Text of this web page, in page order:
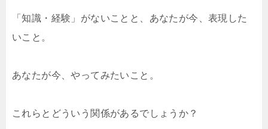
「知識・経験」がないことと、あなたが今、表現した
いこと。
あなたが今、やってみたいこと。
これらとどういう関係があるでしょうか？